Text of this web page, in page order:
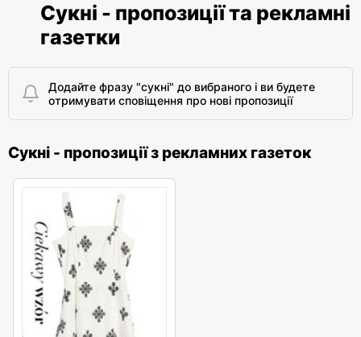
Сукні - пропозиції та рекламні
газетки
Додайте фразу "сукні" до вибраного і ви будете
отримувати сповіщення про нові пропозиції
Сукні - пропозиції з рекламних газеток